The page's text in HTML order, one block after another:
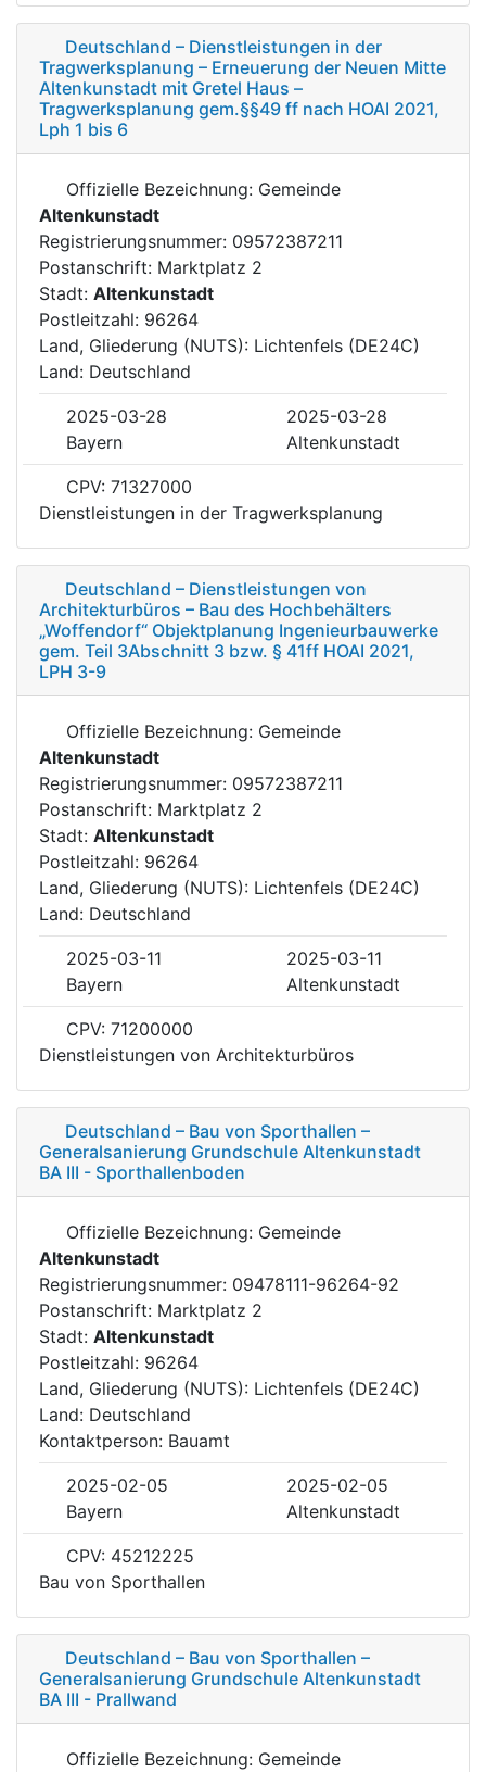
Deutschland – Dienstleistungen in der
Tragwerksplanung – Erneuerung der Neuen Mitte
Altenkunstadt mit Gretel Haus –
Tragwerksplanung gem.§§49 ff nach HOAI 2021,
Lph 1 bis 6
Offizielle Bezeichnung: Gemeinde
Altenkunstadt
Registrierungsnummer: 09572387211
Postanschrift: Marktplatz 2
Stadt: Altenkunstadt
Postleitzahl: 96264
Land, Gliederung (NUTS): Lichtenfels (DE24C)
Land: Deutschland
2025-03-28
2025-03-28
Bayern
Altenkunstadt
CPV: 71327000
Dienstleistungen in der Tragwerksplanung
Deutschland – Dienstleistungen von
Architekturbüros – Bau des Hochbehälters
„Woffendorf“ Objektplanung Ingenieurbauwerke
gem. Teil 3Abschnitt 3 bzw. § 41ff HOAI 2021,
LPH 3-9
Offizielle Bezeichnung: Gemeinde
Altenkunstadt
Registrierungsnummer: 09572387211
Postanschrift: Marktplatz 2
Stadt: Altenkunstadt
Postleitzahl: 96264
Land, Gliederung (NUTS): Lichtenfels (DE24C)
Land: Deutschland
2025-03-11
2025-03-11
Bayern
Altenkunstadt
CPV: 71200000
Dienstleistungen von Architekturbüros
Deutschland – Bau von Sporthallen –
Generalsanierung Grundschule Altenkunstadt
BA III - Sporthallenboden
Offizielle Bezeichnung: Gemeinde
Altenkunstadt
Registrierungsnummer: 09478111-96264-92
Postanschrift: Marktplatz 2
Stadt: Altenkunstadt
Postleitzahl: 96264
Land, Gliederung (NUTS): Lichtenfels (DE24C)
Land: Deutschland
Kontaktperson: Bauamt
2025-02-05
2025-02-05
Bayern
Altenkunstadt
CPV: 45212225
Bau von Sporthallen
Deutschland – Bau von Sporthallen –
Generalsanierung Grundschule Altenkunstadt
BA III - Prallwand
Offizielle Bezeichnung: Gemeinde